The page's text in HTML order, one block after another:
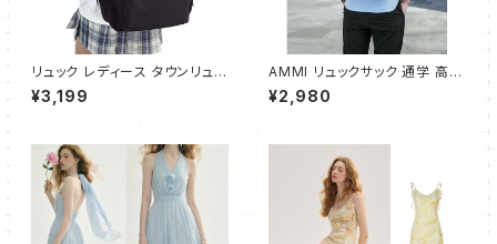
リュック レディース タウンリュッ
ク 大容量 スクールリュック バッ
クパック リュック 黑 通学 通勤
¥3,199
AMMI リュックサック 通学 高校
生 大学生 人気 メンズ バックパ
ック 大容量 ビジネスリュック お
¥2,980